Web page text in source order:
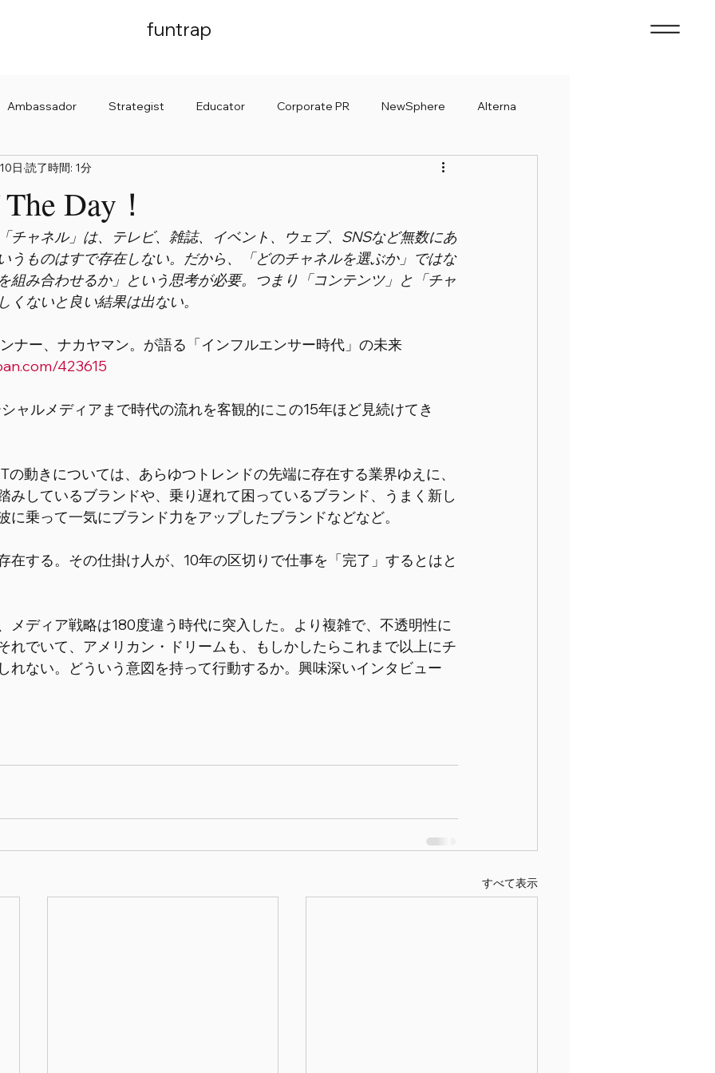
funtrap
Ambassador Strategist Educator Corporate PR NewSphere Alterna
Day！
日 読了時間: 1分
チャネル」は、テレビ、雑誌、イベント、ウェブ、SNSなど無数にあ
うものはすで存在しない。だから、「どのチャネルを選ぶか」ではな
組み合わせるか」という思考が必要。つまり「コンテンツ」と「チャ
くないと良い結果は出ない。
ナー、ナカヤマン。が語る「インフルエンサー時代」の未来
423615
ャルメディアまで時代の流れを客観的にこの15年ほど見続けてき
の動きについては、あらゆつトレンドの先端に存在する業界ゆえに、
みしているブランドや、乗り遅れて困っているブランド、うまく新し
に乗って一気にブランド力をアップしたブランドなどなど。
在する。その仕掛け人が、10年の区切りで仕事を「完了」するとはと
メディア戦略は180度違う時代に突入した。より複雑で、不透明性に
れでいて、アメリカン・ドリームも、もしかしたらこれまで以上にチ
れない。どういう意図を持って行動するか。興味深いインタビュー
すべて表示